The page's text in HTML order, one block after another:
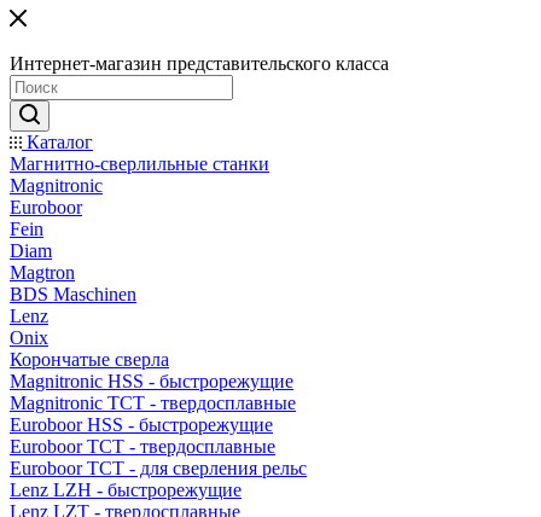
Интернет-магазин представительского класса
Каталог
Магнитно-сверлильные станки
Magnitronic
Euroboor
Fein
Diam
Magtron
BDS Maschinen
Lenz
Onix
Корончатые сверла
Magnitronic HSS - быстрорежущие
Magnitronic TCT - твердосплавные
Euroboor HSS - быстрорежущие
Euroboor TCT - твердосплавные
Euroboor TCT - для сверления рельс
Lenz LZH - быстрорежущие
Lenz LZT - твердосплавные